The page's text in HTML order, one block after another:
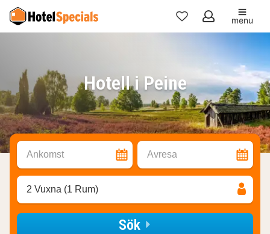
Mina
menu
Hotell i Peine
Ankomst Avresa
2 Vuxna (1 Rum)
Sök